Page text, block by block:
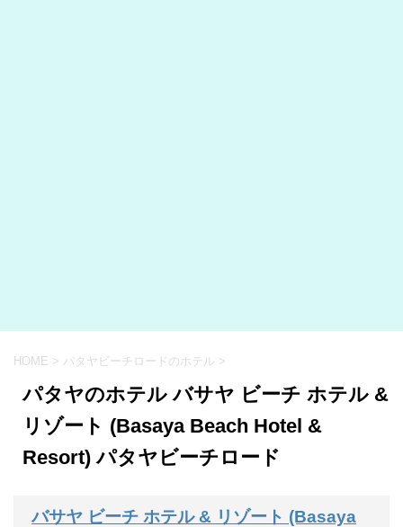
HOME > パタヤビーチロードのホテル >
パタヤのホテル バサヤ ビーチ ホテル &
リゾート (Basaya Beach Hotel &
Resort) パタヤビーチロード
バサヤ ビーチ ホテル & リゾート (Basaya